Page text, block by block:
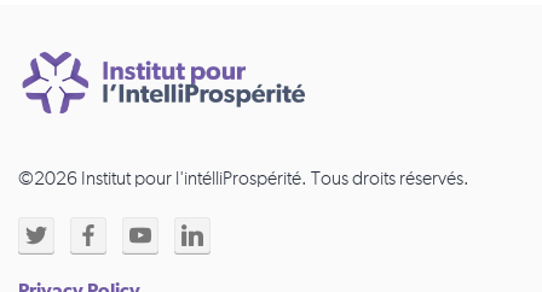
©2026 Institut pour l'intélliProspérité. Tous droits réservés.